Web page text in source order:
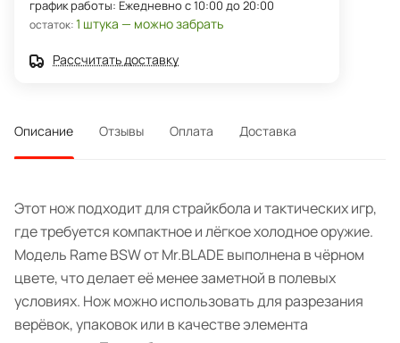
график работы: Ежедневно с 10:00 до 20:00
остаток:1 штука — можно забрать
Рассчитать доставку
Описание Отзывы Оплата Доставка
Этот нож подходит для страйкбола и тактических игр,
где требуется компактное и лёгкое холодное оружие.
Модель Rame BSW от Mr.BLADE выполнена в чёрном
цвете, что делает её менее заметной в полевых
условиях. Нож можно использовать для разрезания
верёвок, упаковок или в качестве элемента